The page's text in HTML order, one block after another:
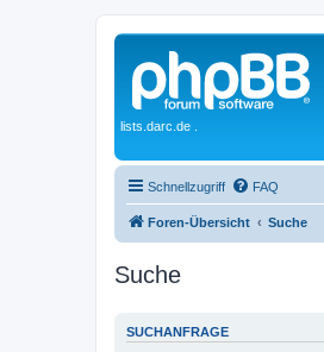
lists.darc.de .
Schnellzugriff FAQ
Foren-Übersicht Suche
Suche
SUCHANFRAGE